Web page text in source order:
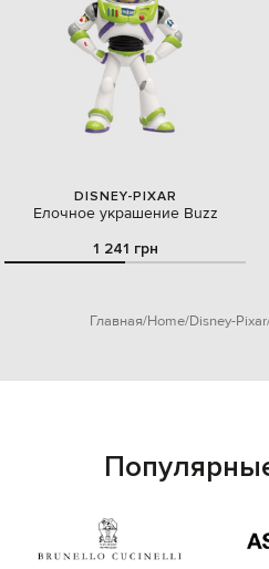
DISNEY-PIXAR
Елочное украшение Buzz
1 241 грн
Главная Home Disney-Pixar